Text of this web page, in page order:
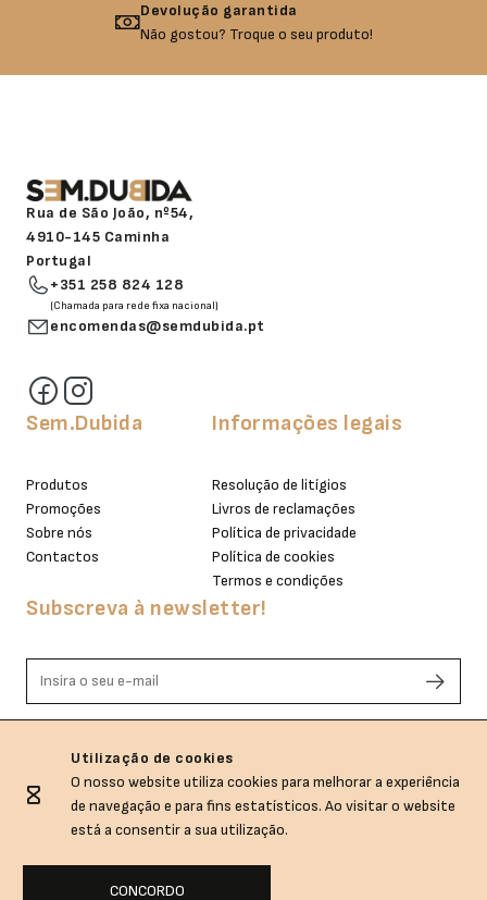
Devolução garantida
Não gostou? Troque o seu produto!
Rua de São João, nº54,
4910-145 Caminha
Portugal
+351 258 824 128
(Chamada para rede fixa nacional)
encomendas@semdubida.pt
Sem.Dubida
Produtos
Promoções
Sobre nós
Contactos
Informações legais
Resolução de litígios
Livros de reclamações
Política de privacidade
Política de cookies
Termos e condições
Subscreva à newsletter!
Sem.Dubida © All rights reserved.
Utilização de cookies
O nosso website utiliza cookies para melhorar a experiência
de navegação e para fins estatísticos. Ao visitar o website
está a consentir a sua utilização.
CONCORDO